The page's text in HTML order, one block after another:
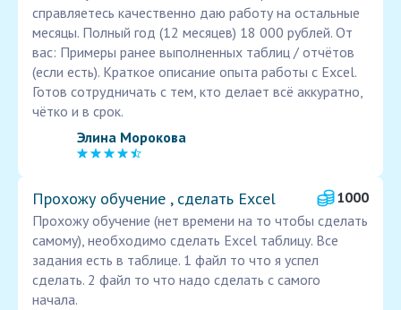
справляетесь качественно даю работу на остальные
месяцы. Полный год (12 месяцев) 18 000 рублей. От
вас: Примеры ранее выполненных таблиц / отчётов
(если есть). Краткое описание опыта работы с Excel.
Готов сотрудничать с тем, кто делает всё аккуратно,
чётко и в срок.
Элина Морокова
Прохожу обучение , сделать Excel
1000
Прохожу обучение (нет времени на то чтобы сделать
самому), необходимо сделать Excel таблицу. Все
задания есть в таблице. 1 файл то что я успел
сделать. 2 файл то что надо сделать с самого
начала.